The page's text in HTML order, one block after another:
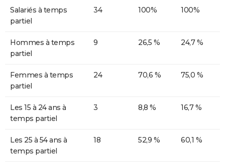
Salariés à temps
partiel
34 100% 100%
Hommes à temps
partiel
9 26,5 % 24,7 %
Femmes à temps
partiel
24 70,6 % 75,0 %
Les 15 à 24 ans à
temps partiel
3 8,8 % 16,7 %
Les 25 à 54 ans à
temps partiel
18 52,9 % 60,1 %